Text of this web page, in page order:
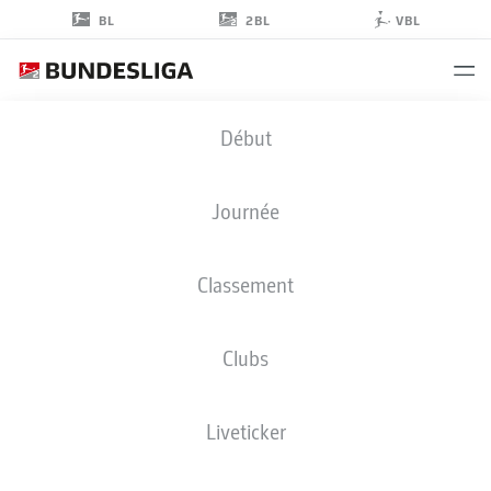
BL 2BL VBL
Début
Journée
Classement
Clubs
Liveticker